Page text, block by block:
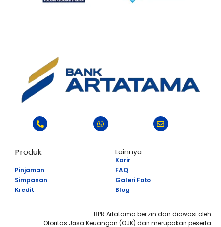
Produk
Pinjaman
Simpanan
Kredit
Lainnya
Karir
FAQ
Galeri Foto
Blog
BPR Artatama berizin dan diawasi oleh
Otoritas Jasa Keuangan (OJK) dan merupakan peserta